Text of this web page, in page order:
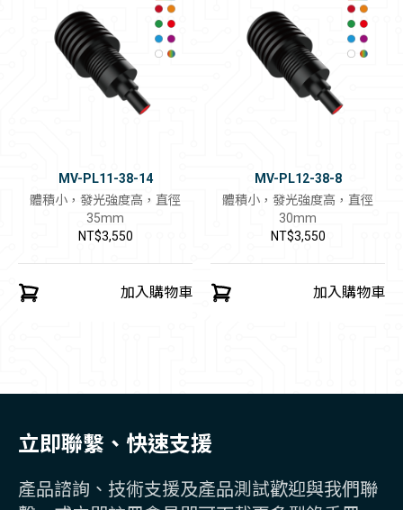
MV-PL11-38-14
體積小，發光強度高，直徑
35mm
NT$3,550
加入購物車
MV-PL12-38-8
體積小，發光強度高，直徑
30mm
NT$3,550
加入購物車
立即聯繫、快速支援
產品諮詢、技術支援及產品測試歡迎與我們聯